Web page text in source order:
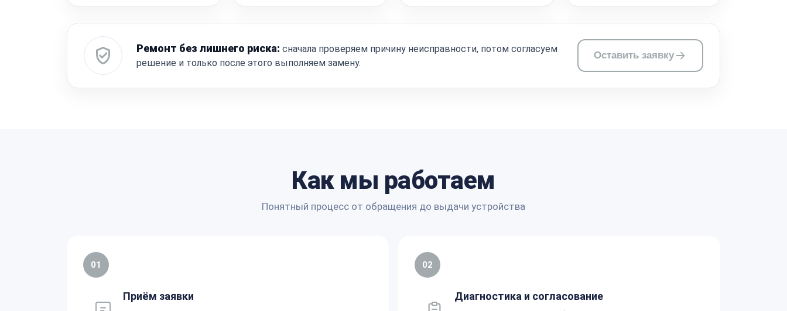
Ремонт без лишнего риска: сначала проверяем причину неисправности, потом согласуем
решение и только после этого выполняем замену.
Оставить заявку
Как мы работаем
Понятный процесс от обращения до выдачи устройства
01
Приём заявки
02
Диагностика и согласование